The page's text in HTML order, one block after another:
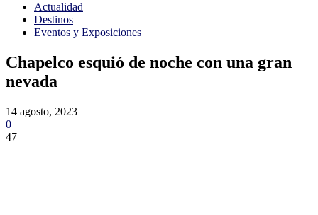
Actualidad
Destinos
Eventos y Exposiciones
Chapelco esquió de noche con una gran
nevada
14 agosto, 2023
0
47